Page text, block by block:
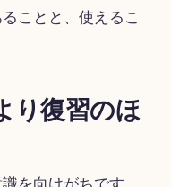
ことと、使えるこ
り復習のほ
を向けがちです。